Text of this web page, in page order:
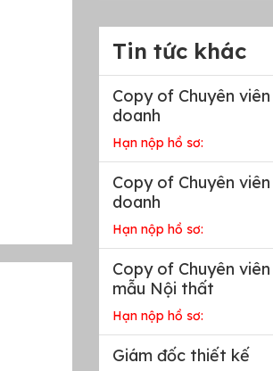
Tin tức khác
Copy of Chuyên viên
doanh
Hạn nộp hồ sơ:
Copy of Chuyên viên
doanh
Hạn nộp hồ sơ:
Copy of Chuyên
mẫu Nội thất
Hạn nộp hồ sơ:
Giám đốc thiết kế